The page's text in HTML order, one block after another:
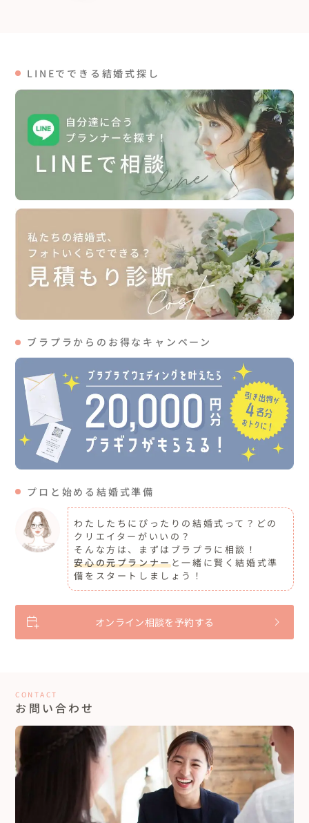
LINEでできる結婚式探し
ブラプラからのお得なキャンペーン
プロと始める結婚式準備
わたしたちにぴったりの結婚式って？どの
クリエイターがいいの？
そんな方は、まずはブラプラに相談！
安心の元プランナーと一緒に賢く結婚式準
備をスタートしましょう！
オンライン相談を予約する
CONTACT
お問い合わせ